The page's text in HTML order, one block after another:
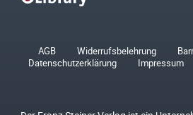
AGB Widerrufsbelehrung
Datenschutzerklärung
Impressum